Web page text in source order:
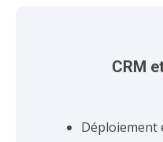
CRM
Déploiement